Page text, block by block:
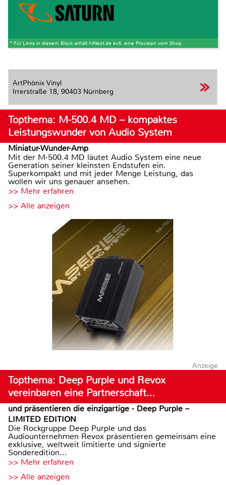
* Für Links in diesem Block erhält hifitest.de evtl. eine Provision vom Shop
ArtPhönix Vinyl
Irrerstraße 18, 90403 Nürnberg
Topthema: M-500.4 MD – kompaktes
Leistungswunder von Audio System
Miniatur-Wunder-Amp
Mit der M-500.4 MD läutet Audio System eine neue
Generation seiner kleinsten Endstufen ein.
Superkompakt und mit jeder Menge Leistung, das
wollen wir uns genauer ansehen.
>> Mehr erfahren
>> Alle anzeigen
Anzeige
Topthema: Deep Purple und Revox
vereinbaren eine Partnerschaft…
und präsentieren die einzigartige - Deep Purple –
LIMITED EDITION
Die Rockgruppe Deep Purple und das
Audiounternehmen Revox präsentieren gemeinsam eine
exklusive, weltweit limitierte und signierte
Sonderedition...
>> Mehr erfahren
>> Alle anzeigen